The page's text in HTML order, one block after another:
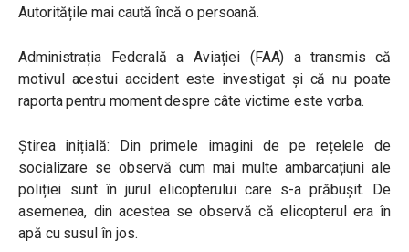
Autoritățile mai caută încă o persoană.
Administrația Federală a Aviației (FAA) a transmis că
motivul acestui accident este investigat și că nu poate
raporta pentru moment despre câte victime este vorba.
Știrea inițială: Din primele imagini de pe rețelele de
socializare se observă cum mai multe ambarcațiuni ale
poliției sunt în jurul elicopterului care s-a prăbușit. De
asemenea, din acestea se observă că elicopterul era în
apă cu susul în jos.